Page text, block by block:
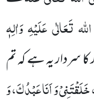
اللہتَعَالٰیعَلَیْہِوَاٰلِہٖ
کا سردار یہ ہے کہ تم
خَلَقْتَنِیْوَاَنَاعَبْدُکَ،وَ